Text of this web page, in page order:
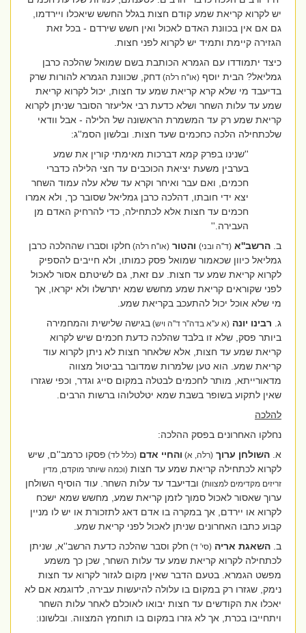
יש לקרוא קריאת שמע קודם חצות בגלל החשש שיאכלו ויירדמו,
גם אם אין בכוונת האדם לאכול ואין חשש שירדם - בכל זאת
הגזירה קיימת ותמיד יש לקרוא לפני חצות.
כיצד יתמודדו עם הגמרא הכותבת בשם שמואל שהלכה כרבן
גמליאל? הבית יוסף(או''ח רלה)דחק, שכוונת הגמרא להורות שרק
בדיעבד מי שלא קרא קריאת שמע עד חצות, יכול לקרוא קריאת
שמע עד עלות השחר ושלא כדעת רבי אליעזר הסובר שניתן לקרוא
קריאת שמע רק עד המשמרת הראשונה של הלילה - אבל וודאי
שלכתחילה הלכה כחכמים שעד חצות. ובלשון הסמ''ג:
''שנינו בפרק קמא דברכות מאימתי קורין את שמע
בערבין משעת יציאת הכוכבים עד חצי הלילה כדברי
חכמים, ואם עבר ואיחר וקרא עד שלא עלה עמוד השחר
יצא ידי חובתו, דהלכה כרבן גמליאל שסובר כך, ולא אמרו
חכמים עד חצות אלא לכתחילה, כדי להרחיק האדם מן
העבירה.''
ב.הרשב''א (ד''ה ובני)והטור (או''ח רלה)חלקו וסברו שההלכה כרבן
גמליאל כיוון שכאמור שמואל פסק כמותו, ולא חייבים להספיק
לקרוא קריאת שמע עד חצות. עם זאת, גם לשיטתם אסור לאכול
לפני שקוראים קריאת שמע מחשש שמא יתרשלו ולא יקראו, אך
מי שלא אוכל יכול להתעכב בקריאת שמע.
רבינו יונה (א ע''א בדה''ר ד''ה ויש)בגישה שלישית והמחמירה
ביותר פסק, שלא זו בלבד שהלכה כדעת חכמים שיש לקרוא
קריאת שמע עד חצות, אלא שלאחר חצות לא ניתן לקרוא עוד
קריאת שמע. הוא טען שלמרות שמדובר בביטול מצווה
מדאורייתא, מותר לחכמים לבטלה במקום סייג וגדר, וכפי שגזרו
שאין לתקוע בשופר בשבת שמא יטלטלוהו ברשות הרבים.
להלכה
נחלקו האחרונים בפסק ההלכה:
א.השולחן ערוך (רלה, א) והחיי אדם (כלל לד)פסקו כרמב''ם, שיש
לקרוא לכתחילה קריאת שמע עד חצות(וכמה שיותר מוקדם, מדין
זריזים מקדימים למצוות)ובדיעבד עד עלות השחר. עוד הוסיף השולחן
ערוך שאסור לאכול סמוך לזמן קריאת שמע, מחשש שמא ישכח
לקרוא או יירדם, אך במקרה בו אדם דאג לתזכורת או יש לו מניין
קבוע כתבו האחרונים שניתן לאכול לפני קריאת שמע.
ב.השאגת אריה (סי' ד) חלק וסבר שהלכה כדעת הרשב''א, שניתן
לכתחילה לקרוא קריאת שמע עד עלות השחר, שכן כך משמע
מפשט הגמרא. בטעם הדבר שאין מקום לגזור לקרוא עד חצות
נימק, שגזרו רק במקום בו עלולה להיעשות עבירה, לדוגמא אם לא
יאכלו את הקודשים עד חצות יבואו לאוכלם לאחר עלות השחר
ויתחייבו בכרת, אך לא גזרו במקום בו תוחמץ המצווה. ובלשונו: